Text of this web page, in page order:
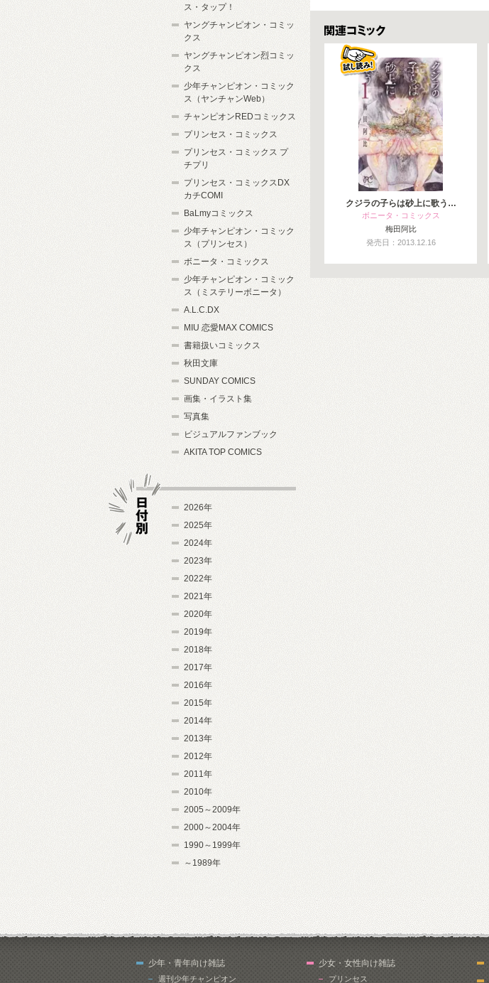
関連コミックス
クジラの子らは砂上に歌う…
ボニータ・コミックス
梅田阿比
発売日：2013.12.16
ス・タップ！
ヤングチャンピオン・コミッ
クス
ヤングチャンピオン烈コミッ
クス
少年チャンピオン・コミック
ス（ヤンチャンWeb）
チャンピオンREDコミックス
プリンセス・コミックス
プリンセス・コミックス プ
チプリ
プリンセス・コミックスDX
カチCOMI
BaLmyコミックス
少年チャンピオン・コミック
ス（プリンセス）
ボニータ・コミックス
少年チャンピオン・コミック
ス（ミステリーボニータ）
A.L.C.DX
MIU 恋愛MAX COMICS
書籍扱いコミックス
秋田文庫
SUNDAY COMICS
画集・イラスト集
写真集
ビジュアルファンブック
AKITA TOP COMICS
2026年
2025年
2024年
2023年
2022年
2021年
2020年
2019年
2018年
2017年
2016年
2015年
2014年
2013年
2012年
2011年
2010年
2005～2009年
2000～2004年
1990～1999年
～1989年
少年・青年向け雑誌
週刊少年チャンピオン
少女・女性向け雑誌
プリンセス